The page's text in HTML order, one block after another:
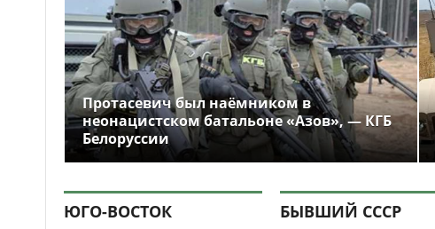
Протасевич был наёмником в
неонацистском батальоне «Азов», — КГБ
Белоруссии
ЮГО-ВОСТОК БЫВШИЙ СССР